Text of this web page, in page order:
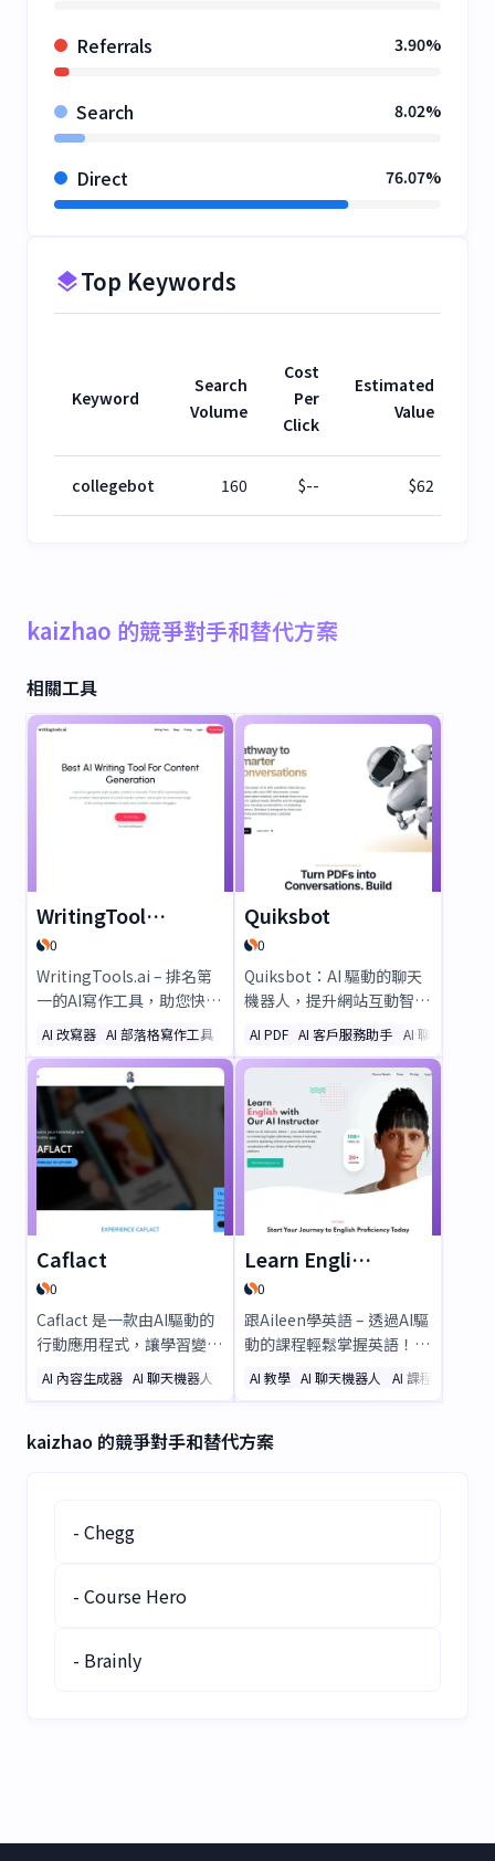
Referrals 3.90%
Search 8.02%
Direct 76.07%
Top Keywords
Keyword
Search
Volume
Cost
Per
Click
Estimated
Value
collegebot 160 $-- $62
kaizhao 的競爭對手和替代方案
相關工具
WritingTools.ai
0
WritingTools.ai – 排名第
一的AI寫作工具，助您快速
產出高品質內容！只需幾分
鐘即可生成SEO優化的部落
格、社交貼文、電子郵件
等。從100多種AI模板中選
擇，使用AI進行編輯，並自
動發布至Shopify、
WordPress等平台。免費試
用—無需信用卡！
AI 改寫器 AI 部落格寫作工具 寫作助手
Quiksbot
0
Quiksbot：AI 驅動的聊天
機器人，提升網站互動智慧
使用 Quiksbot 提升轉換
率，這款 AI 聊天機器人能
夠透過 PDF、網站內容和文
字進行訓練，提供個人化的
互動體驗。捕捉潛在客戶、
安排預約並分析表現，同時
無縫整合 OpenAI、Claude
等平台。立即試用
Quiksbot，輕鬆實現客戶
AI PDF AI 客戶服務助手 AI 聊天機器人
Caflact
0
Caflact 是一款由AI驅動的
行動應用程式，讓學習變得
輕鬆無負擔！每日獲取多元
主題的趣味知識、與神經網
獎勵。專為充滿好奇心的您
AI 內容生成器 AI 聊天機器人
Learn English with Aileen
0
跟Aileen學英語 – 透過AI驅
動的課程輕鬆掌握英語！透
過個人化互動學習，自然練
習口說、提升文法並擴充詞
口說英語！
AI 教學 AI 聊天機器人 AI 課程
kaizhao 的競爭對手和替代方案
- Chegg
- Course Hero
- Brainly